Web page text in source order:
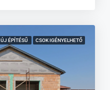
ÚJ ÉPÍTÉSŰ CSOK IGÉNYELHETŐ